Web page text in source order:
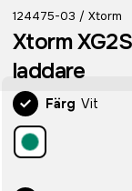
124475-03 / Xtorm
Xtorm
laddare
Färg Vit